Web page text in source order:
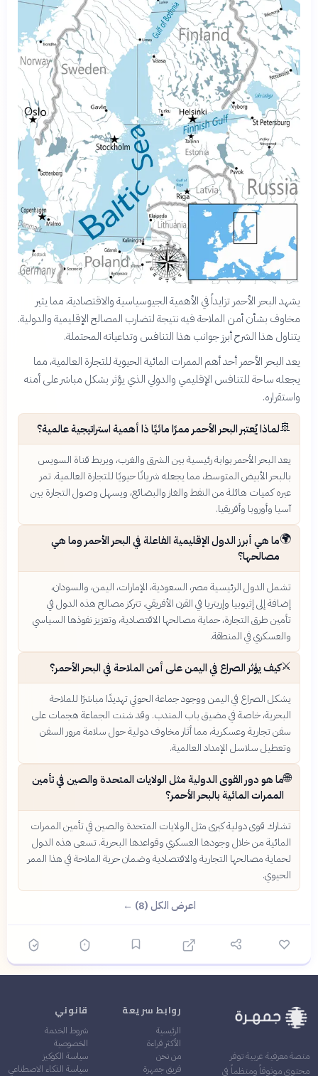
يشهد البحر الأحمر تزايداً في الأهمية الجيوسياسية والاقتصادية، مما يثير
مخاوف بشأن أمن الملاحة فيه نتيجة لتضارب المصالح الإقليمية والدولية.
يتناول هذا الشرح أبرز جوانب هذا التنافس وتداعياته المحتملة.
يعد البحر الأحمر أحد أهم الممرات المائية الحيوية للتجارة العالمية، مما
يجعله ساحة للتنافس الإقليمي والدولي الذي يؤثر بشكل مباشر على أمنه
واستقراره.
🚢لماذا يُعتبر البحر الأحمر ممرًا مائيًا ذا أهمية استراتيجية عالمية؟
يعد البحر الأحمر بوابة رئيسية بين الشرق والغرب، ويربط قناة السويس
بالبحر الأبيض المتوسط، مما يجعله شريانًا حيويًا للتجارة العالمية. تمر
عبره كميات هائلة من النفط والغاز والبضائع، ويسهل وصول التجارة بين
آسيا وأوروبا وأفريقيا.
🌍ما هي أبرز الدول الإقليمية الفاعلة في البحر الأحمر وما هي
مصالحها؟
تشمل الدول الرئيسية مصر، السعودية، الإمارات، اليمن، والسودان،
إضافة إلى إثيوبيا وإريتريا في القرن الأفريقي. تتركز مصالح هذه الدول في
تأمين طرق التجارة، حماية مصالحها الاقتصادية، وتعزيز نفوذها السياسي
والعسكري في المنطقة.
⚔️كيف يؤثر الصراع في اليمن على أمن الملاحة في البحر الأحمر؟
يشكل الصراع في اليمن ووجود جماعة الحوثي تهديدًا مباشرًا للملاحة
البحرية، خاصة في مضيق باب المندب. وقد شنت الجماعة هجمات على
سفن تجارية وعسكرية، مما أثار مخاوف دولية حول سلامة مرور السفن
وتعطيل سلاسل الإمداد العالمية.
🌐ما هو دور القوى الدولية مثل الولايات المتحدة والصين في تأمين
الممرات المائية بالبحر الأحمر؟
تشارك قوى دولية كبرى مثل الولايات المتحدة والصين في تأمين الممرات
المائية من خلال وجودها العسكري وقواعدها البحرية. تسعى هذه الدول
لحماية مصالحها التجارية والاقتصادية وضمان حرية الملاحة في هذا الممر
الحيوي.
اعرض الكل (8) ←
منصة معرفية عربية توفر
محتوى موثوقاً ومنظماً في
روابط سريعة
الرئيسية
الأكثر قراءة
من نحن
فريق جمهرة
قانوني
شروط الخدمة
الخصوصية
سياسة الكوكيز
سياسة الذكاء الاصطناعي